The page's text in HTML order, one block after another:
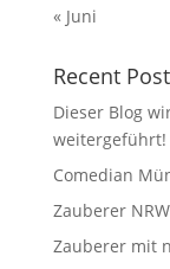
« Juni
Recent
Dieser Blog
weitergeführt!
Comedian
Zauberer NRW
Zauberer mit